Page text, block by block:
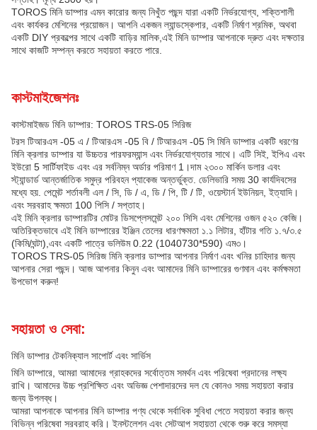
TOROS মিনি ডাম্পার এমন কারোর জন্য নিখুঁত পছন্দ যারা একটি নির্ভরযোগ্য, শক্তিশালী
এবং কার্যকর মেশিনের প্রয়োজন। আপনি একজন ল্যান্ডস্কেপার, একটি নির্মাণ শ্রমিক, অথবা
একটি DIY প্রকল্পের সাথে একটি বাড়ির মালিক,এই মিনি ডাম্পার আপনাকে দ্রুত এবং দক্ষতার
সাথে কাজটি সম্পন্ন করতে সহায়তা করতে পারে.
কাস্টমাইজেশনঃ
কাস্টমাইজড মিনি ডাম্পার: TOROS TRS-05 সিরিজ
টরস টিআরএস -05 এ / টিআরএস -05 বি / টিআরএস -05 সি মিনি ডাম্পার একটি ধরণের
মিনি ক্রলার ডাম্পার যা উচ্চতর পারফরম্যান্স এবং নির্ভরযোগ্যতার সাথে। এটি সিই, ইপিএ এবং
ইউরো 5 সার্টিফাইড এবং এর সর্বনিম্ন অর্ডার পরিমাণ 1।দাম ২৩০০ মার্কিন ডলার এবং
স্ট্যান্ডার্ড আন্তর্জাতিক সমুদ্র পরিবহন প্যাকেজ অন্তর্ভুক্ত. ডেলিভারি সময় 30 কার্যদিবসের
মধ্যে হয়. পেমেন্ট শর্তাবলী এল / সি, ডি / এ, ডি / পি, টি / টি, ওয়েস্টার্ন ইউনিয়ন, ইত্যাদি।
এবং সরবরাহ ক্ষমতা 100 পিসি / সপ্তাহ।
এই মিনি ক্রলার ডাম্পারটির মোটর ডিসপ্লেসমেন্ট ২০০ সিসি এবং মেশিনের ওজন ৫২০ কেজি।
অতিরিক্তভাবে এই মিনি ডাম্পারের ইঞ্জিন তেলের ধারণক্ষমতা ১.১ লিটার, হাঁটার গতি ১.৭/৩.৫
(কিমি/ঘন্টা),এবং একটি পাত্রে ভলিউম 0.22 (1040730*590) এম৩।
TOROS TRS-05 সিরিজ মিনি ক্রলার ডাম্পার আপনার নির্মাণ এবং খনির চাহিদার জন্য
আপনার সেরা পছন্দ। আজ আপনার কিনুন এবং আমাদের মিনি ডাম্পারের গুণমান এবং কর্মক্ষমতা
উপভোগ করুন!
সহায়তা ও সেবা:
মিনি ডাম্পার টেকনিক্যাল সাপোর্ট এবং সার্ভিস
মিনি ডাম্পারে, আমরা আমাদের গ্রাহকদের সর্বোত্তম সমর্থন এবং পরিষেবা প্রদানের লক্ষ্য
রাখি। আমাদের উচ্চ প্রশিক্ষিত এবং অভিজ্ঞ পেশাদারদের দল যে কোনও সময় সহায়তা করার
জন্য উপলব্ধ।
আমরা আপনাকে আপনার মিনি ডাম্পার পণ্য থেকে সর্বাধিক সুবিধা পেতে সহায়তা করার জন্য
বিভিন্ন পরিষেবা সরবরাহ করি। ইনস্টলেশন এবং সেটআপ সহায়তা থেকে শুরু করে সমস্যা